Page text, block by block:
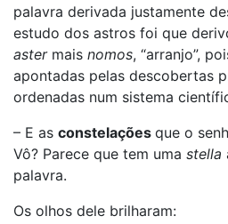
palavra derivada justamente
estudo dos astros foi que
astermais nomos, “arranjo”,
apontadas pelas descobertas
ordenadas num sistema
– E as constelações que o
Vô? Parece que tem uma stella
palavra.
Os olhos dele brilharam: